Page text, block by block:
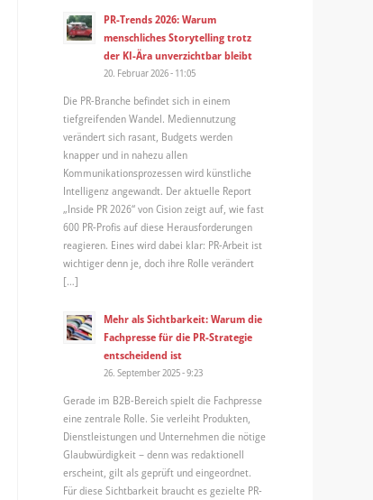
PR-Trends 2026: Warum
menschliches Storytelling trotz
der KI-Ära unverzichtbar bleibt
20. Februar 2026 - 11:05
Die PR-Branche befindet sich in einem
tiefgreifenden Wandel. Mediennutzung
verändert sich rasant, Budgets werden
knapper und in nahezu allen
Kommunikationsprozessen wird künstliche
Intelligenz angewandt. Der aktuelle Report
„Inside PR 2026“ von Cision zeigt auf, wie fast
600 PR-Profis auf diese Herausforderungen
reagieren. Eines wird dabei klar: PR-Arbeit ist
wichtiger denn je, doch ihre Rolle verändert
[…]
Mehr als Sichtbarkeit: Warum die
Fachpresse für die PR-Strategie
entscheidend ist
26. September 2025 - 9:23
Gerade im B2B-Bereich spielt die Fachpresse
eine zentrale Rolle. Sie verleiht Produkten,
Dienstleistungen und Unternehmen die nötige
Glaubwürdigkeit – denn was redaktionell
erscheint, gilt als geprüft und eingeordnet.
Für diese Sichtbarkeit braucht es gezielte PR-